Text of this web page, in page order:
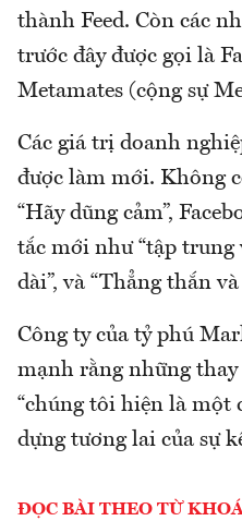
thành Feed. Còn các
trước đây được gọi là
Metamates (cộng sự
Các giá trị doanh
được làm mới. Không
“Hãy dũng cảm”,
tắc mới như “tập trung
dài”, và “Thẳng thắn
Công ty của tỷ phú
mạnh rằng những
“chúng tôi hiện là một
dựng tương lai của sự
ĐỌC BÀI THEO TỪ